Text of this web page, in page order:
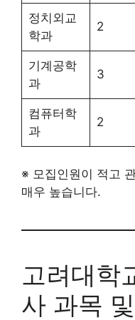
정치외교
학과
2
기계공학
과
3
컴퓨터학
과
2
※ 모집인원이 적고
매우 높습니다.
고려대학
사 과목